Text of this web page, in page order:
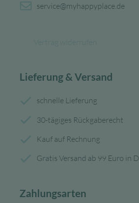
service@myhappyplace.de
Lieferung & Versand
schnelle Lieferung
30-tägiges Rückgaberecht
Kauf auf Rechnung
Gratis Versand ab 99 Euro in D
Zahlungsarten